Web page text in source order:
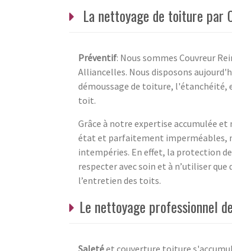
La nettoyage de toiture par
Préventif: Nous sommes Couvreur
Alliancelles. Nous disposons
démoussage de toiture, l'étanchéité,
toit.
Grâce à notre expertise accumulée
état et parfaitement imperméables,
intempéries. En effet, la protection
respecter avec soin et à n’utiliser
l’entretien des toits.
Le nettoyage professionnel